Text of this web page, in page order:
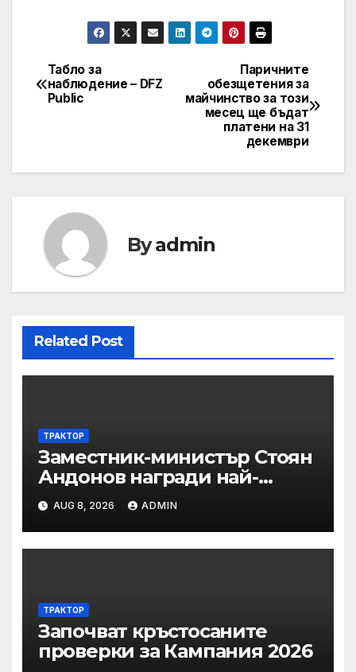
Post
navigation
Паричните
обезщетения за
майчинство за този
месец ще бъдат
платени на 31
декември
Табло за
наблюдение – DFZ
Public
Byadmin
Related Post
ТРАКТОР
Заместник-министър Стоян
Андонов награди най-
заслужилите спортисти на
ОСК “Левски”
AUG 8, 2026 ADMIN
ТРАКТОР
Започват кръстосаните
проверки за Кампания 2026